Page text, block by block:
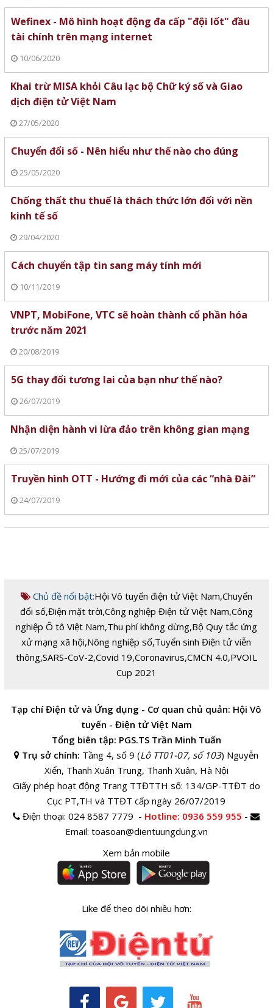
Wefinex - Mô hình hoạt động đa cấp "đội lốt" đầu
tài chính trên mạng internet
10/06/2020
Khai trừ MISA khỏi Câu lạc bộ Chữ ký số và Giao
dịch điện tử Việt Nam
27/05/2020
Chuyển đổi số - Nên hiểu như thế nào cho đúng
25/05/2020
Chống thất thu thuế là thách thức lớn đối với nền
kinh tế số
29/04/2020
Cách chuyển tập tin sang máy tính mới
10/11/2019
VNPT, MobiFone, VTC sẽ hoàn thành cổ phần hóa
trước năm 2021
20/08/2019
5G thay đổi tương lai của bạn như thế nào?
26/07/2019
Nhận diện hành vi lừa đảo trên không gian mạng
25/07/2019
Truyền hình OTT - Hướng đi mới của các “nhà Đài”
24/07/2019
Chủ đề nổi bật:Hội Vô tuyến điện tử Việt Nam,Chuyển
đổi số,Điện mặt trời,Công nghiệp Điện tử Việt Nam,Công
nghiệp Ô tô Việt Nam,Thu phí không dừng,Bộ Quy tắc ứng
xử mạng xã hội,Nông nghiệp số,Tuyển sinh Điện tử viễn
thông,SARS-CoV-2,Covid 19,Coronavirus,CMCN 4.0,PVOIL
Cup 2021
Tạp chí Điện tử và Ứng dụng - Cơ quan chủ quản: Hội Vô
tuyến - Điện tử Việt Nam
Tổng biên tập: PGS.TS Trần Minh Tuấn
Trụ sở chính: Tầng 4, số 9 (Lô TT01-07, số 103) Nguyễn
Xiển, Thanh Xuân Trung, Thanh Xuân, Hà Nội
Giấy phép hoạt động Trang TTĐTTH số: 134/GP-TTĐT do
Cục PT,TH và TTĐT cấp ngày 26/07/2019
Điện thoại:024 8587 7779 - Hotline: 0936 559 955 -
Email: toasoan@dientuungdung.vn
Xem bản mobile
Like để theo dõi nhiều hơn: